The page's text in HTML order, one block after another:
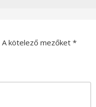
A kötelező mezőket *